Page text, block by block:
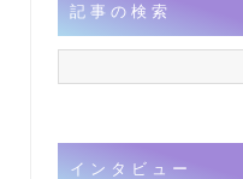
記事の検索
インタビュー